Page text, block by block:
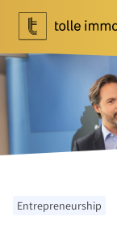
Ihr Makler für
Immobilie
Immobilie verkaufen
Tippgeber
Entrepreneurship